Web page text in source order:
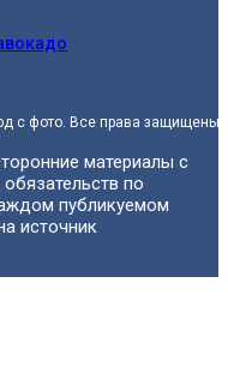
с фото. Все права защищены.
материалы с
по
публикуемом
источник